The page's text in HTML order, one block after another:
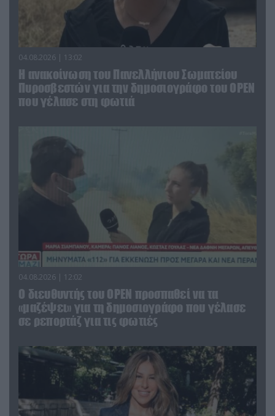
04.08.2026 | 13:02
Η ανακοίνωση του Πανελλήνιου Σωματείου
Πυροσβεστών για την δημοσιογράφο του OPEN
που γέλασε στη φωτιά
04.08.2026 | 12:02
O διευθυντής του OPEN προσπαθεί να τα
«μαζέψει» για τη δημοσιογράφο που γέλασε
σε ρεπορτάζ για τις φωτιές